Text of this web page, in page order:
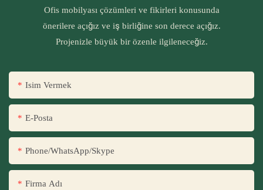
Ofis mobilyası çözümleri ve fikirleri konusunda
önerilere açığız ve iş birliğine son derece açığız.
Projenizle büyük bir özenle ilgileneceğiz.
Isim Vermek
E-Posta
Phone/WhatsApp/Skype
Firma Adı